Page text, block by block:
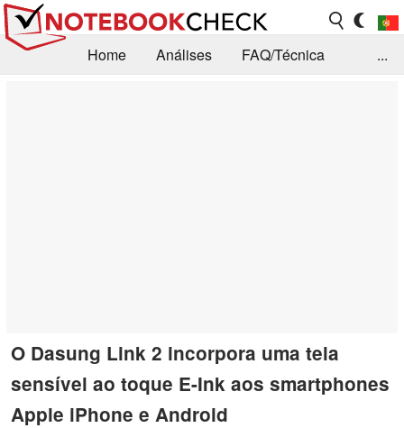
Home Análises
FAQ/Técnica
...
O Dasung Link 2 incorpora uma tela
sensível ao toque E-Ink aos smartphones
Apple iPhone e Android